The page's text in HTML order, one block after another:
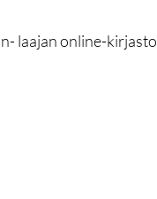
laajan online-